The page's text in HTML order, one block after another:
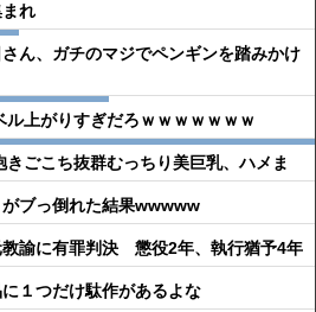
れ
さん、ガチのマジでペンギンを踏みかけ
ル上がりすぎだろｗｗｗｗｗｗｗ
ごこち抜群むっちり美巨乳、ハメま
がブっ倒れた結果wwwww
諭に有罪判決 懲役2年、執行猶予4年
１つだけ駄作があるよな